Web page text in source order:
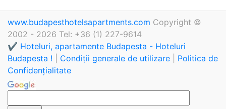
www.budapesthotelsapartments.com Copyright ©
2002 - 2026 Tel: +36 (1) 227-9614
✔️ Hoteluri, apartamente Budapesta - Hoteluri
Budapesta !
Condiții generale de utilizare
Politica de
Confidențialitate